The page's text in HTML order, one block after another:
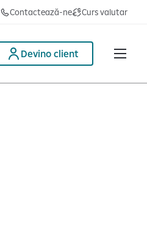
Contactează-ne Curs valutar
Devino client